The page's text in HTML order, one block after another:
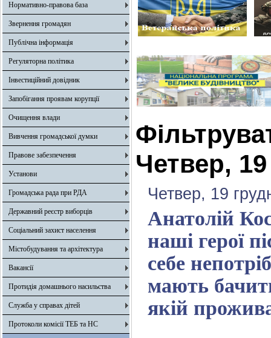
Нормативно-правова база
Звернення громадян
Публічна інформація
Регуляторна політика
Інвестиційний довідник
Запобігання проявам корупції
Очищення влади
Вивчення громадської думки
Правове забезпечення
Установи
Громадська рада при РДА
Державний реєстр виборців
Соціальний захист населення
Містобудування та архітектура
Вакансії
Протидія домашнього насильства
Служба у справах дітей
Протоколи комісії ТЕБ та НС
Четвер,
Четвер, 19
Анатолій
наші герої
себе
мають
якій